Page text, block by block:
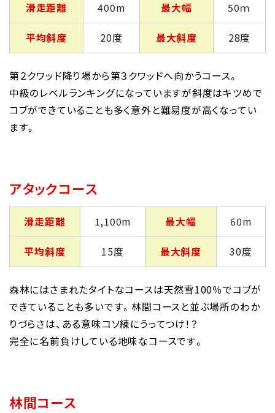
滑走距離 400m 最大幅 50ｍ
平均斜度 20度 最大斜度 28度
第２クワッド降り場から第３クワッドへ向かうコース。
中級のレベルランキングになっていますが斜度はキツめで
コブができていることも多く意外と難易度が高くなってい
ます。
アタックコース
滑走距離 1,100m 最大幅 60m
平均斜度 15度 最大斜度 30度
森林にはさまれたタイトなコースは天然雪100％でコブが
できていることも多いです。林間コースと並ぶ場所のわか
りづらさは、ある意味コソ練にうってつけ！？
完全に名前負けしている地味なコースです。
林間コース